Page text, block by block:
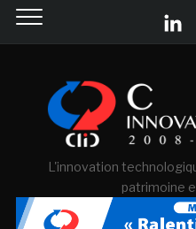
L'innovation
patrimoine